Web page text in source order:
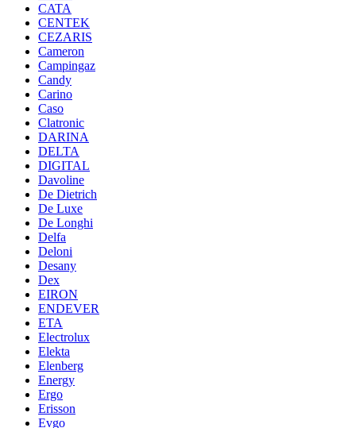
CATA
CENTEK
CEZARIS
Cameron
Campingaz
Candy
Carino
Caso
Clatronic
DARINA
DELTA
DIGITAL
Davoline
De Dietrich
De Luxe
De Longhi
Delfa
Deloni
Desany
Dex
EIRON
ENDEVER
ETA
Electrolux
Elekta
Elenberg
Energy
Ergo
Erisson
Evgo